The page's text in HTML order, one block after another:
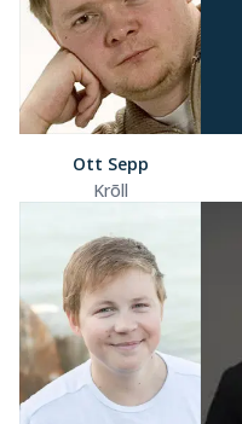
Ott Sepp
Krõll